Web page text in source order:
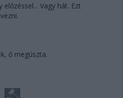
Vagy hát. Ezt
ő megúszta.